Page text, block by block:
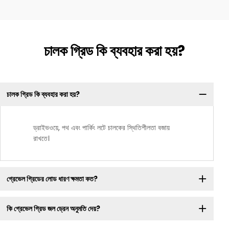
চালক গ্রিড কি ব্যবহার করা হয়?
চালক গ্রিড কি ব্যবহার করা হয়?
ড্রাইভওয়ে, পথ এবং পার্কিং লটে চালকের স্থিতিশীলতা বজায়
রাখতে।
গ্রেভেল গ্রিডের লোড ধারণ ক্ষমতা কত?
কি গ্রেভেল গ্রিড জল ড্রেন অনুমতি দেয়?